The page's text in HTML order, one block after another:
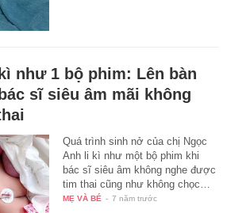
như 1 bộ phim: Lên bàn
sĩ siêu âm mãi không
Quá trình sinh nở của chị Ngọc
Anh li kì như một bộ phim khi
bác sĩ siêu âm không nghe được
tim thai cũng như không chọc…
MẸ VÀ BÉ - 7 năm trước